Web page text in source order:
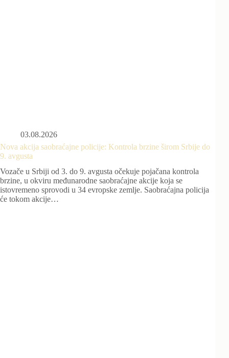
03.08.2026
Nova akcija saobraćajne policije: Kontrola brzine širom Srbije do
9. avgusta
Vozače u Srbiji od 3. do 9. avgusta očekuje pojačana kontrola
brzine, u okviru međunarodne saobraćajne akcije koja se
istovremeno sprovodi u 34 evropske zemlje. Saobraćajna policija
će tokom akcije…